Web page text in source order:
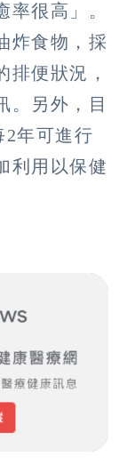
很高」。
炸食物，採
排便狀況，
。另外，目
2年可進行
利用以保健